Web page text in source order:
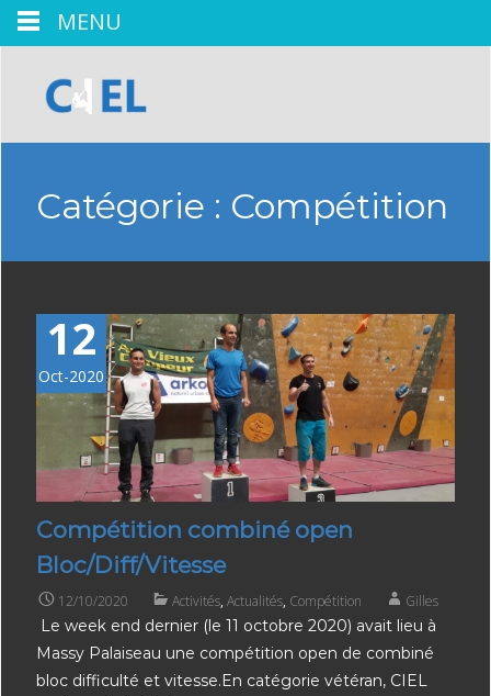
Catégorie : Compétition
12
Oct-2020
Compétition combiné open
Bloc/Diff/Vitesse
12/10/2020 Activités, Actualités, Compétition Gilles
Le week end dernier (le 11 octobre 2020) avait lieu à
Massy Palaiseau une compétition open de combiné
bloc difficulté et vitesse.En catégorie vétéran, CIEL
MENU